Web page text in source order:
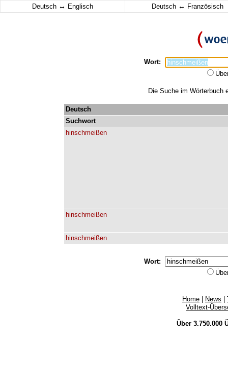
Deutsch ↔ Englisch Deutsch ↔ Französisch
Wort:
Die Suche im Wörterbuch
Deutsch
Suchwort
hinschmeißen
hinschmeißen
hinschmeißen
Wort:
Home News
Volltext-
Über 3.750.000